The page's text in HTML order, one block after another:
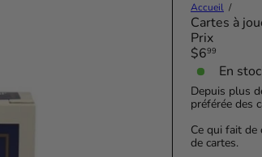
Accueil
Cartes à
Prix
Prix
régulier
$699
En
Depuis plus
préférée des
Ce qui fait de
de cartes.